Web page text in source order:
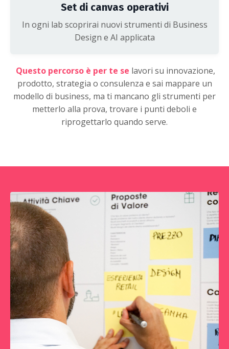
Set di canvas operativi
In ogni lab scoprirai nuovi strumenti di Business
Design e AI applicata
Questo percorso è per te se lavori su innovazione,
prodotto, strategia o consulenza e sai mappare un
modello di business, ma ti mancano gli strumenti per
metterlo alla prova, trovare i punti deboli e
riprogettarlo quando serve.